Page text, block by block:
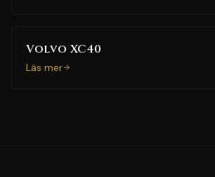
Volvo XC40
Läs mer